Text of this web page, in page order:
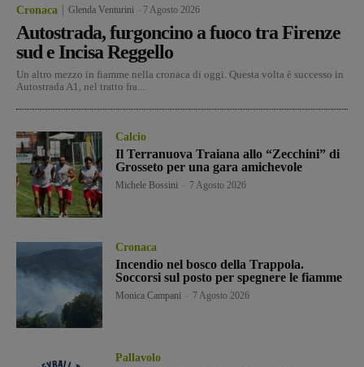
Cronaca Glenda Venturini 7 Agosto 2026
Autostrada, furgoncino a fuoco tra Firenze
sud e Incisa Reggello
Un altro mezzo in fiamme nella cronaca di oggi. Questa volta è successo in
Autostrada A1, nel tratto fra...
Calcio
Il Terranuova Traiana allo “Zecchini” di
Grosseto per una gara amichevole
Michele Bossini 7 Agosto 2026
Cronaca
Incendio nel bosco della Trappola.
Soccorsi sul posto per spegnere le fiamme
Monica Campani 7 Agosto 2026
Pallavolo